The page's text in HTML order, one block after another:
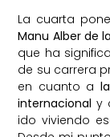
La cuarta
Manu Alber de
que ha
de su carrera
en cuanto a
internacional y
ido viviendo